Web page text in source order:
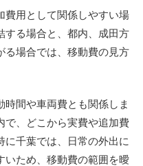
費用として関係しやすい場
する場合と、都内、成田方
る場合では、移動費の見方
間や車両費とも関係しま
で、どこから実費や追加費
に千葉では、日常の外出に
いため、移動費の範囲を曖